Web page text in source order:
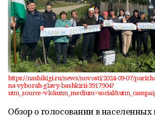
https://nashikigi.ru/news/novosti/2024-09-07/
na-vyborah-glavy-bashkirii-3917904?
Обзор о голосовании в населенных